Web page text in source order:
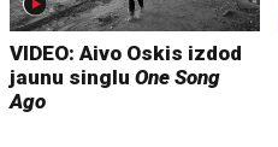
VIDEO: Aivo Oskis izdod
jaunu singluOne Song
Ago